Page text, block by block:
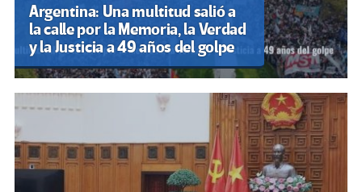
Argentina: Una multitud salió a
la calle por la Memoria, la Verdad
y la Justicia a 49 años del golpe